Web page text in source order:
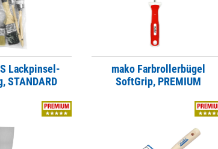
Lackpinsel-
STANDARD
mako Farbrollerbügel
SoftGrip, PREMIUM